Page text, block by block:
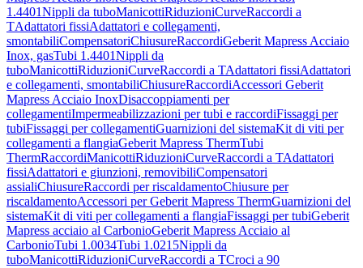
1.4401Nippli da tuboManicottiRiduzioniCurveRaccordi a
TAdattatori fissiAdattatori e collegamenti,
smontabiliCompensatoriChiusureRaccordiGeberit Mapress Acciaio
Inox, gasTubi 1.4401Nippli da
tuboManicottiRiduzioniCurveRaccordi a TAdattatori fissiAdattatori
e collegamenti, smontabiliChiusureRaccordiAccessori Geberit
Mapress Acciaio InoxDisaccoppiamenti per
collegamentiImpermeabilizzazioni per tubi e raccordiFissaggi per
tubiFissaggi per collegamentiGuarnizioni del sistemaKit di viti per
collegamenti a flangiaGeberit Mapress ThermTubi
ThermRaccordiManicottiRiduzioniCurveRaccordi a TAdattatori
fissiAdattatori e giunzioni, removibiliCompensatori
assialiChiusureRaccordi per riscaldamentoChiusure per
riscaldamentoAccessori per Geberit Mapress ThermGuarnizioni del
sistemaKit di viti per collegamenti a flangiaFissaggi per tubiGeberit
Mapress acciaio al CarbonioGeberit Mapress Acciaio al
CarbonioTubi 1.0034Tubi 1.0215Nippli da
tuboManicottiRiduzioniCurveRaccordi a TCroci a 90